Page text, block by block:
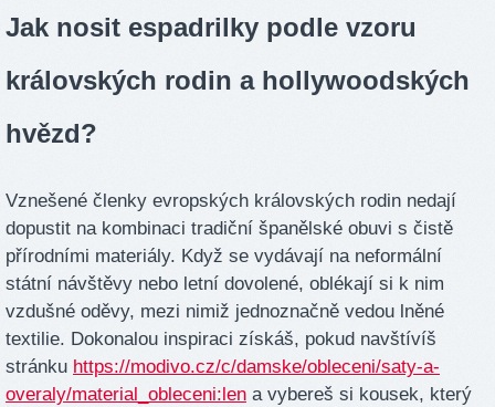
Jak nosit espadrilky podle vzoru
královských rodin a hollywoodských
hvězd?
Vznešené členky evropských královských rodin nedají
dopustit na kombinaci tradiční španělské obuvi s čistě
přírodními materiály. Když se vydávají na neformální
státní návštěvy nebo letní dovolené, oblékají si k nim
vzdušné oděvy, mezi nimiž jednoznačně vedou lněné
textilie. Dokonalou inspiraci získáš, pokud navštívíš
stránku https://modivo.cz/c/damske/obleceni/saty-a-
overaly/material_obleceni:len a vybereš si kousek, který